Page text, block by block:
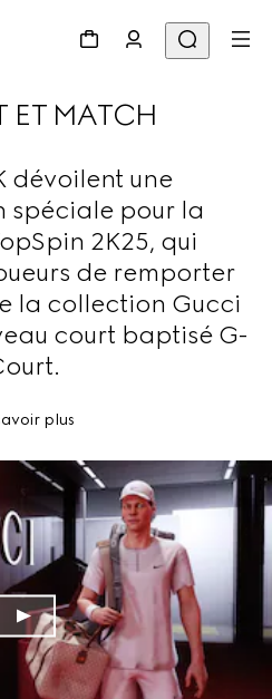
ET MATCH
dévoilent une
pour la
2K25, qui
de remporter
la collection Gucci
court baptisé G-
plus